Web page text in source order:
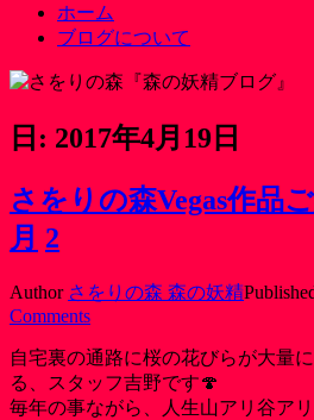
ホーム
ブログについて
日: 2017年4月19日
さをりの森Vegas作品
月 2
Author さをりの森 森の妖精
Comments
自宅裏の通路に桜の花びらが大量
る、スタッフ吉野です🍄
毎年の事ながら、人生山アリ谷アリ